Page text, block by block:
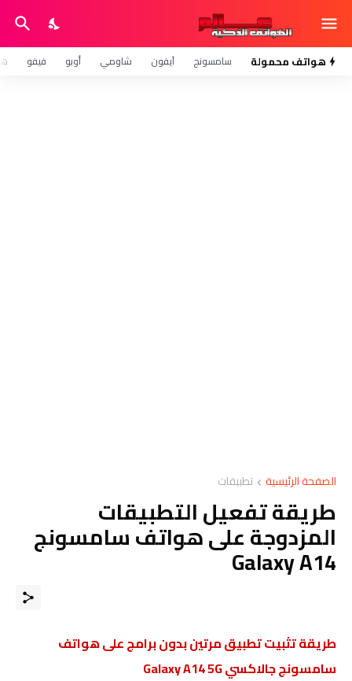
هواتف محمولة سامسونج آيفون شاومي أوبو فيفو
الصفحة الرئيسية تطبيقات
طريقة تفعيل التطبيقات
المزدوجة على هواتف سامسونج
Galaxy A14
طريقة تثبيت تطبيق مرتين بدون برامج على هواتف
سامسونج جالاكسي Galaxy A14 5G